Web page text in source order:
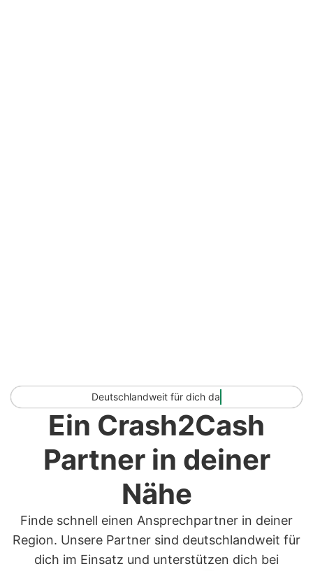
Deutschlandweit für dich da
Ein Crash2Cash
Partner in deiner
Nähe
Finde schnell einen Ansprechpartner in deiner
Region. Unsere Partner sind deutschlandweit für
dich im Einsatz und unterstützen dich bei